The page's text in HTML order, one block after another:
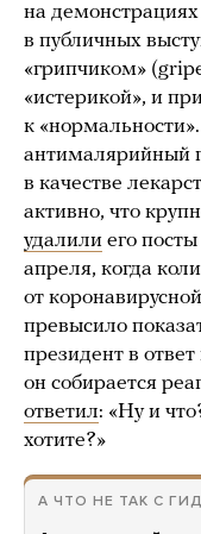
на
в публичных
«грипчиком»
«истерикой», и
к
антималярийный
в качестве
активно, что
удалили его
апреля, когда
от
превысило
президент в
он собирается
ответил: «Ну и
хотите?»
А ЧТО НЕ ТАК С